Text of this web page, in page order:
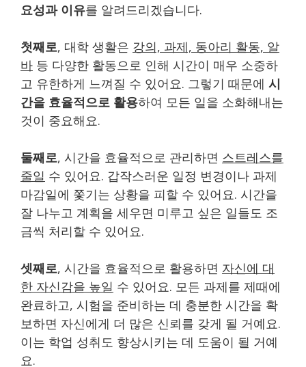
요성과 이유를 알려드리겠습니다.
첫째로, 대학 생활은 강의, 과제, 동아리 활동, 알
바 등 다양한 활동으로 인해 시간이 매우 소중하
고 유한하게 느껴질 수 있어요. 그렇기 때문에 시
간을 효율적으로 활용하여 모든 일을 소화해내는
것이 중요해요.
둘째로, 시간을 효율적으로 관리하면 스트레스를
줄일 수 있어요. 갑작스러운 일정 변경이나 과제
마감일에 쫓기는 상황을 피할 수 있어요. 시간을
잘 나누고 계획을 세우면 미루고 싶은 일들도 조
금씩 처리할 수 있어요.
셋째로, 시간을 효율적으로 활용하면 자신에 대
한 자신감을 높일 수 있어요. 모든 과제를 제때에
완료하고, 시험을 준비하는 데 충분한 시간을 확
보하면 자신에게 더 많은 신뢰를 갖게 될 거예요.
이는 학업 성취도 향상시키는 데 도움이 될 거예
요.